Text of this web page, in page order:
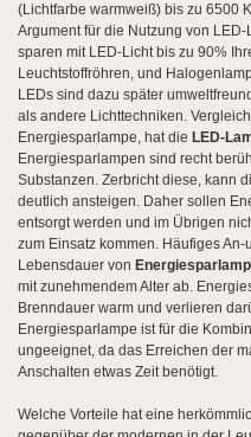
(Lichtfarbe warmweiß) bis zu 6500
Argument für die Nutzung von
sparen mit LED-Licht bis zu 90%
Leuchtstoffröhren, und
LEDs sind dazu später
als andere Lichttechniken.
Energiesparlampe, hat die LED-
Energiesparlampen sind recht
Substanzen. Zerbricht diese, kann
deutlich ansteigen. Daher sollen
entsorgt werden und im Übrigen
zum Einsatz kommen. Häufiges
Lebensdauer von
mit zunehmendem Alter ab.
Brenndauer warm und verlieren
Energiesparlampe ist für die
ungeeignet, da das Erreichen der
Anschalten etwas Zeit benötigt.
Welche Vorteile hat eine